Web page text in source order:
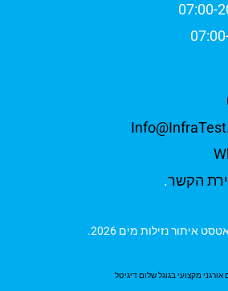
הקשר.
איתור נזילות מים 2026.
אורגני מקצועי בגוגל שלום דיגיטל